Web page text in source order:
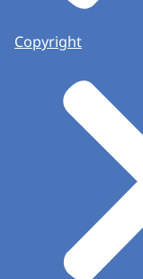
Copyright